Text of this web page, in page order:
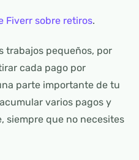
Fiverr sobre retiros.
trabajos pequeños, por
cada pago por
parte importante de tu
varios pagos y
siempre que no necesites